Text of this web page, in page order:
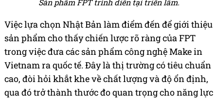
Sản phẩm FPT trình diễn tại triển lãm.
Việc lựa chọn Nhật Bản làm điểm đến để giới thiệu
sản phẩm cho thấy chiến lược rõ ràng của FPT
trong việc đưa các sản phẩm công nghệ Make in
Vietnam ra quốc tế. Đây là thị trường có tiêu chuẩn
cao, đòi hỏi khắt khe về chất lượng và độ ổn định,
qua đó trở thành thước đo quan trọng cho năng lực